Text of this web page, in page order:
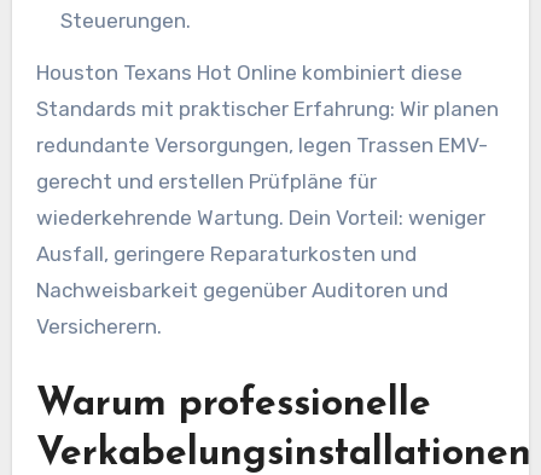
Steuerungen.
Houston Texans Hot Online kombiniert diese
Standards mit praktischer Erfahrung: Wir planen
redundante Versorgungen, legen Trassen EMV-
gerecht und erstellen Prüfpläne für
wiederkehrende Wartung. Dein Vorteil: weniger
Ausfall, geringere Reparaturkosten und
Nachweisbarkeit gegenüber Auditoren und
Versicherern.
Warum professionelle
Verkabelungsinstallationen